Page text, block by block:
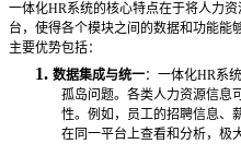
一体化HR系统的核心特点在于将人力
台，使得各个模块之间的数据和功能能
主要优势包括：
1. 数据集成与统一：一体化HR系
孤岛问题。各类人力资源信息
性。例如，员工的招聘信息、
在同一平台上查看和分析，极